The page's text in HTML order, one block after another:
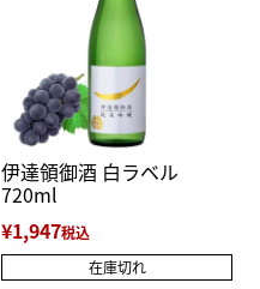
伊達領御酒 白ラベル
720ml
¥1,947税込
在庫切れ